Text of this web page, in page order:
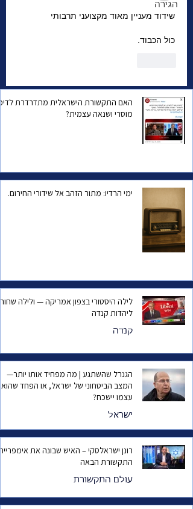
הגירה
שידוד מעניין מאוד מקצועני תרבותי
כול הכבוד.
האם התקשורת הישראלית מתדרדרת
מוסרי ושנאה עצמית?
ימי הרדיו: מתור הזהב אל שידורי החירום.
לילה היסטורי בצפון אמריקה — ולילה שחור
ליהדות קנדה
קנדה
הגנרל שהשתגע | מה מפחיד אותו יותר—
המצב הביטחוני של ישראל, או הפחד שהוא
עצמו יישכח?
ישראל
רונן ישראלסקי – האיש שבונה את
התקשורת הבאה
עולם התקשורת